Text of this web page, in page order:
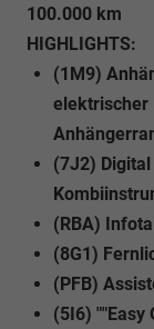
100.000 km
HIGHLIGHTS:
(1M9)
elektrischer
(7J2)
(RBA)
(8G1)
(PFB)
(5I6) ""Easy